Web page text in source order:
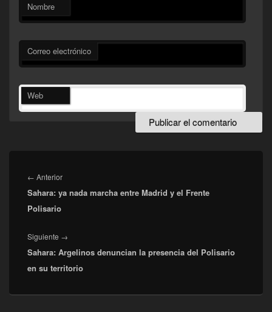
Nombre
Correo electrónico
Web
de
entradas
← AnteriorEntrada
anterior:
Sahara: ya nada marcha entre Madrid y el Frente
Polisario
Siguiente →
siguiente:
Sahara: Argelinos denuncian la presencia del Polisario
en su territorio